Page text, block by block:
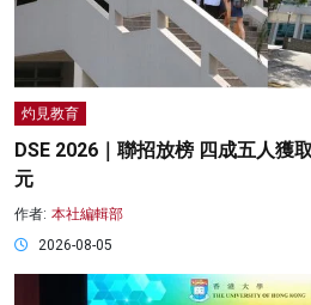
灼見教育
DSE 2026｜聯招放榜 四成五人獲
元
作者: 本社編輯部
2026-08-05